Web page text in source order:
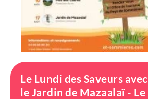
Le Lundi des Saveurs avec
le Jardin de Mazaalaï - Le